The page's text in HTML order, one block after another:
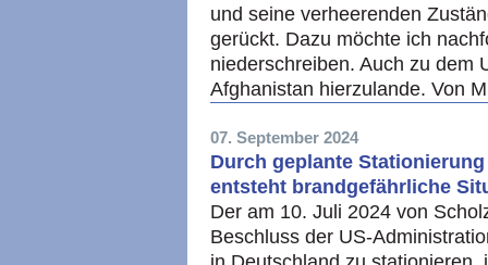
und seine verheerenden
gerückt. Dazu möchte ich
niederschreiben. Auch zu dem
Afghanistan hierzulande. Von
07. September 2024
Durch geplante
entsteht brandgefährliche
Der am 10. Juli 2024 von
Beschluss der US-